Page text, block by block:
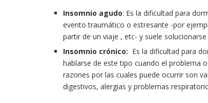
Insomnio agudo: Es la dificultad para
evento traumático o estresante -por
partir de un viaje , etc- y suele
Insomnio crónico: Es la dificultad para
hablarse de este tipo cuando el problema
razones por las cuales puede ocurrir son
digestivos, alergias y problemas